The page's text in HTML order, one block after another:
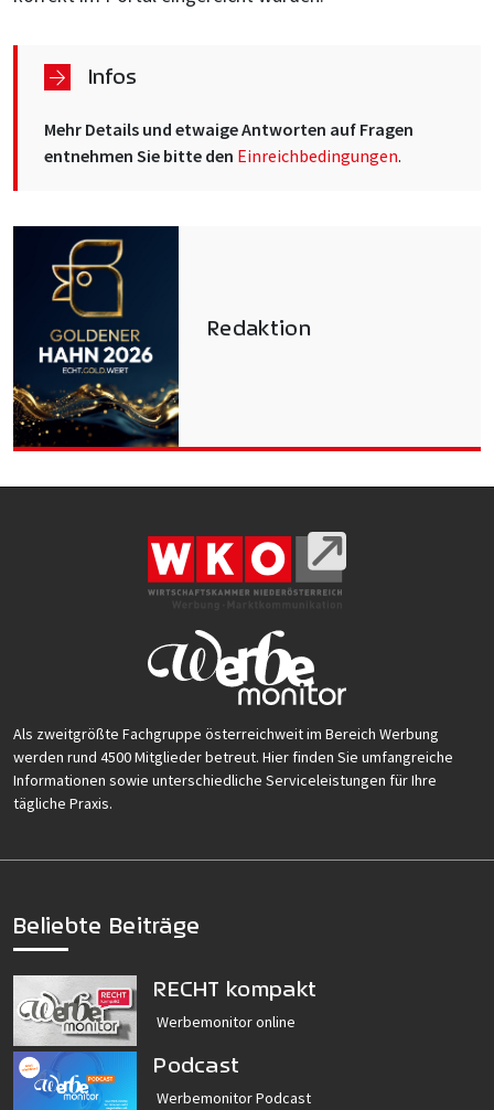
Infos
Mehr Details und etwaige Antworten auf Fragen
entnehmen Sie bitte den Einreichbedingungen.
Redaktion
Als zweitgrößte Fachgruppe österreichweit im Bereich Werbung
werden rund 4500 Mitglieder betreut. Hier finden Sie umfangreiche
Informationen sowie unterschiedliche Serviceleistungen für Ihre
tägliche Praxis.
Beliebte Beiträge
RECHT kompakt
Werbemonitor online
Podcast
Werbemonitor Podcast